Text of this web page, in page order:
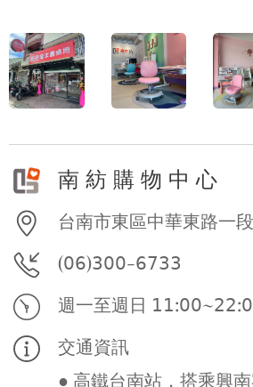
南 紡 購 物 中 心
台南市東區中華東路一
(𝟢𝟨)𝟥𝟢𝟢-𝟨𝟩𝟥𝟥
週一至週日
交通資訊
● 高鐵台南站，搭乘興